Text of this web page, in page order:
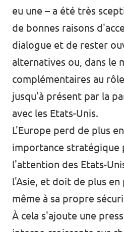
eu une – a été très
de bonnes raisons
dialogue et de rester
alternatives ou, dans le
complémentaires au
jusqu'à présent par la
avec les Etats-Unis.
L'Europe perd de plus
importance stratégique
l'attention des Etats-
l'Asie, et doit de plus en
même à sa propre
À cela s'ajoute une